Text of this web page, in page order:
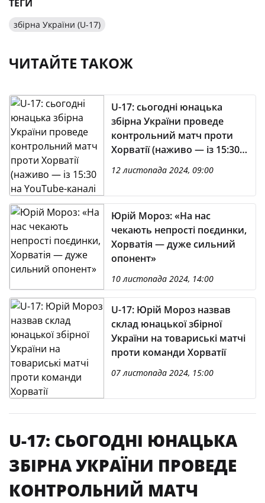
ТЕГИ
збірна України (U-17)
ЧИТАЙТЕ ТАКОЖ
U-17: сьогодні юнацька
збірна України проведе
контрольний матч проти
Хорватії (наживо — із 15:30
на YouTube-каналі УАФ)
12 листопада 2024, 09:00
Юрій Мороз: «На нас
чекають непрості поєдинки,
Хорватія — дуже сильний
опонент»
10 листопада 2024, 14:00
U-17: Юрій Мороз назвав
склад юнацької збірної
України на товариські матчі
проти команди Хорватії
07 листопада 2024, 15:00
U-17: СЬОГОДНІ ЮНАЦЬКА
ЗБІРНА УКРАЇНИ ПРОВЕДЕ
КОНТРОЛЬНИЙ МАТЧ